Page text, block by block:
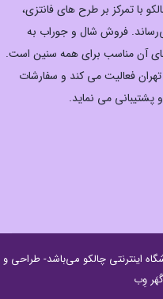
با تمرکز بر طرح های فانتزی،
فروش شال و جوراب به
آن مناسب برای همه سنین است.
تهران فعالیت می کند و سفارشات
پشتیبانی می نماید.
اینترنتی چالکو می‌باشد- طراحی و
گَهَر وِب